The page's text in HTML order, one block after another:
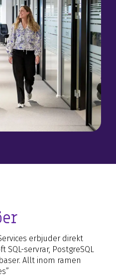
erbjuder direkt
SQL-servrar, PostgreSQL
Allt inom ramen